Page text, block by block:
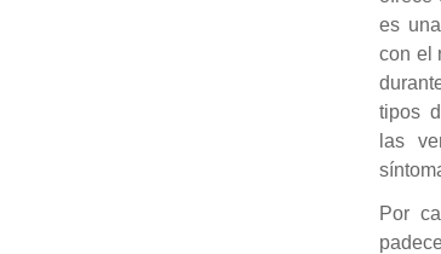
es
con el
tipos
las
Por